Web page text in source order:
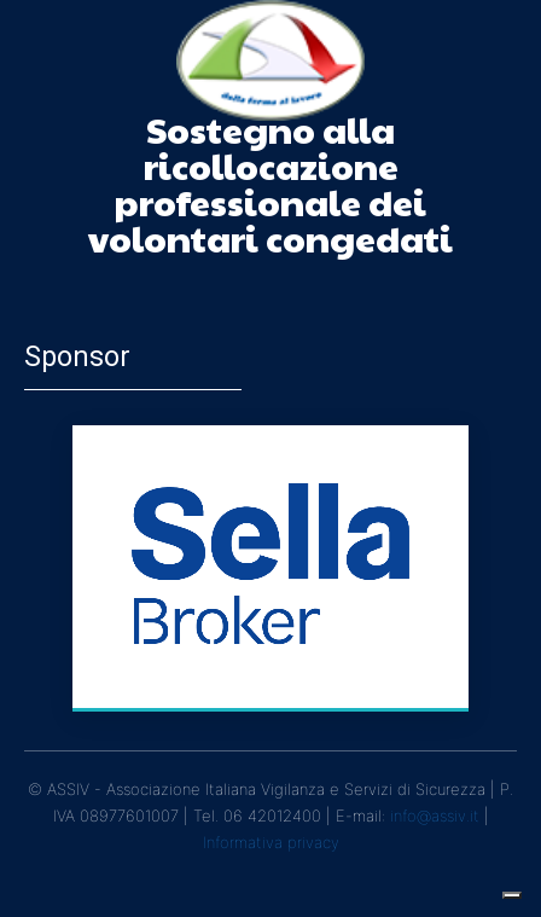
Sostegno alla
ricollocazione
professionale dei
volontari congedati
Sponsor
© ASSIV - Associazione Italiana Vigilanza e Servizi di Sicurezza | P.
IVA 08977601007 | Tel. 06 42012400 | E-mail: info@assiv.it
Informativa privacy